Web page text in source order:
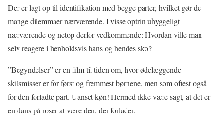
Der er lagt op til identifikation med begge parter, hvilket gør de
mange dilemmaer nærværende. I visse optrin uhyggeligt
nærværende og netop derfor vedkommende: Hvordan ville man
selv reagere i henholdsvis hans og hendes sko?
”Begyndelser” er en film til tiden om, hvor ødelæggende
skilsmisser er for først og fremmest børnene, men som oftest også
for den forladte part. Uanset køn! Hermed ikke være sagt, at det er
en dans på roser at være den, der forlader.